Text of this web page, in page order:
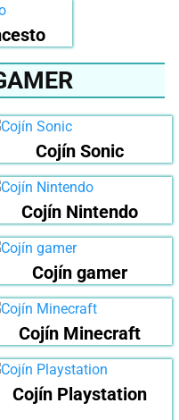
Cojín Sonic
Cojín Nintendo
Cojín gamer
Cojín Minecraft
Cojín Playstation